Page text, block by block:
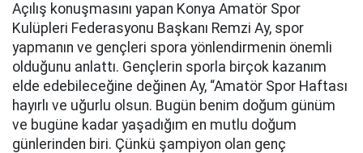
Açılış konuşmasını yapan Konya Amatör Spor
Kulüpleri Federasyonu Başkanı Remzi Ay, spor
yapmanın ve gençleri spora yönlendirmenin önemli
olduğunu anlattı. Gençlerin sporla birçok kazanım
elde edebileceğine değinen Ay, “Amatör Spor Haftası
hayırlı ve uğurlu olsun. Bugün benim doğum günüm
ve bugüne kadar yaşadığım en mutlu doğum
günlerinden biri. Çünkü şampiyon olan genç